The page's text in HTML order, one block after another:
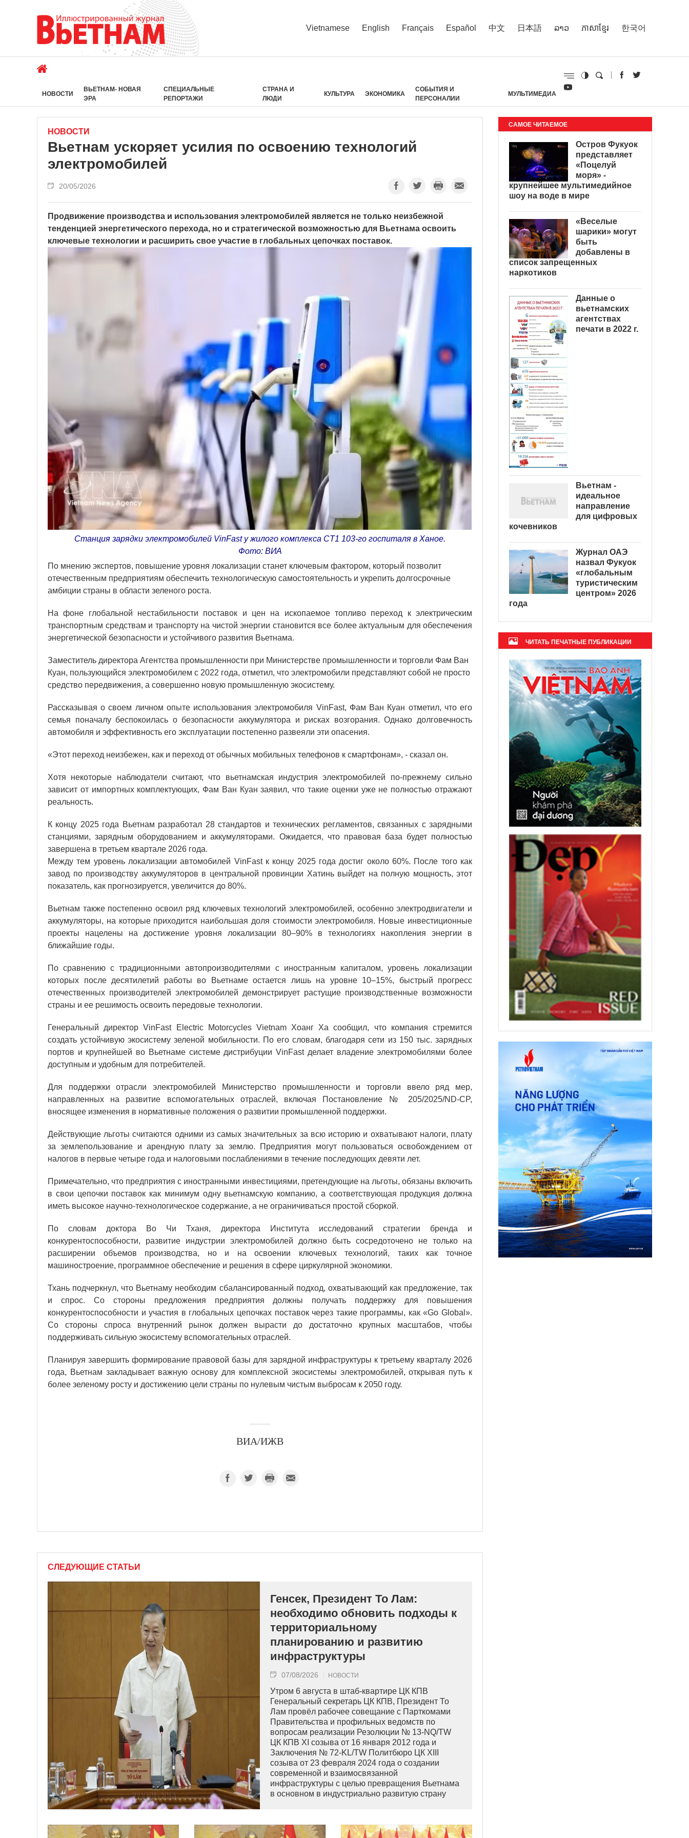
Vietnamese English Français Español 中文 日本語 ລາວ ភាសាខ្មែរ 한국어
НОВОСТИ
ВЬЕТНАМ- НОВАЯ
ЭРА
СПЕЦИАЛЬНЫЕ
РЕПОРТАЖИ
СТРАНА И
ЛЮДИ
КУЛЬТУРА ЭКОНОМИКА
СОБЫТИЯ И
ПЕРСОНАЛИИ
МУЛЬТИМЕДИА
НОВОСТИ
Вьетнам ускоряет усилия по освоению технологий
электромобилей
20/05/2026
Продвижение производства и использования электромобилей является не только неизбежной
тенденцией энергетического перехода, но и стратегической возможностью для Вьетнама освоить
ключевые технологии и расширить свое участие в глобальных цепочках поставок.
Станция зарядки электромобилей VinFast у жилого комплекса CT1 103-го госпиталя в Ханое.
Фото: ВИА
По мнению экспертов, повышение уровня локализации станет ключевым фактором, который позволит
отечественным предприятиям обеспечить технологическую самостоятельность и укрепить долгосрочные
амбиции страны в области зеленого роста.
На фоне глобальной нестабильности поставок и цен на ископаемое топливо переход к электрическим
транспортным средствам и транспорту на чистой энергии становится все более актуальным для обеспечения
энергетической безопасности и устойчивого развития Вьетнама.
Заместитель директора Агентства промышленности при Министерстве промышленности и торговли Фам Ван
Куан, пользующийся электромобилем с 2022 года, отметил, что электромобили представляют собой не просто
средство передвижения, а совершенно новую промышленную экосистему.
Рассказывая о своем личном опыте использования электромобиля VinFast, Фам Ван Куан отметил, что его
семья поначалу беспокоилась о безопасности аккумулятора и рисках возгорания. Однако долговечность
автомобиля и эффективность его эксплуатации постепенно развеяли эти опасения.
«Этот переход неизбежен, как и переход от обычных мобильных телефонов к смартфонам», - сказал он.
Хотя некоторые наблюдатели считают, что вьетнамская индустрия электромобилей по-прежнему сильно
зависит от импортных комплектующих, Фам Ван Куан заявил, что такие оценки уже не полностью отражают
реальность.
К концу 2025 года Вьетнам разработал 28 стандартов и технических регламентов, связанных с зарядными
станциями, зарядным оборудованием и аккумуляторами. Ожидается, что правовая база будет полностью
завершена в третьем квартале 2026 года.
Между тем уровень локализации автомобилей VinFast к концу 2025 года достиг около 60%. После того как
завод по производству аккумуляторов в центральной провинции Хатинь выйдет на полную мощность, этот
показатель, как прогнозируется, увеличится до 80%.
Вьетнам также постепенно освоил ряд ключевых технологий электромобилей, особенно электродвигатели и
аккумуляторы, на которые приходится наибольшая доля стоимости электромобиля. Новые инвестиционные
проекты нацелены на достижение уровня локализации 80–90% в технологиях накопления энергии в
ближайшие годы.
По сравнению с традиционными автопроизводителями с иностранным капиталом, уровень локализации
которых после десятилетий работы во Вьетнаме остается лишь на уровне 10–15%, быстрый прогресс
отечественных производителей электромобилей демонстрирует растущие производственные возможности
страны и ее решимость освоить передовые технологии.
Генеральный директор VinFast Electric Motorcycles Vietnam Хоанг Ха сообщил, что компания стремится
создать устойчивую экосистему зеленой мобильности. По его словам, благодаря сети из 150 тыс. зарядных
портов и крупнейшей во Вьетнаме системе дистрибуции VinFast делает владение электромобилями более
доступным и удобным для потребителей.
Для поддержки отрасли электромобилей Министерство промышленности и торговли ввело ряд мер,
направленных на развитие вспомогательных отраслей, включая Постановление № 205/2025/ND-CP,
вносящее изменения в нормативные положения о развитии промышленной поддержки.
Действующие льготы считаются одними из самых значительных за всю историю и охватывают налоги, плату
за землепользование и арендную плату за землю. Предприятия могут пользоваться освобождением от
налогов в первые четыре года и налоговыми послаблениями в течение последующих девяти лет.
Примечательно, что предприятия с иностранными инвестициями, претендующие на льготы, обязаны включить
в свои цепочки поставок как минимум одну вьетнамскую компанию, а соответствующая продукция должна
иметь высокое научно-технологическое содержание, а не ограничиваться простой сборкой.
По словам доктора Во Чи Тханя, директора Института исследований стратегии бренда и
конкурентоспособности, развитие индустрии электромобилей должно быть сосредоточено не только на
расширении объемов производства, но и на освоении ключевых технологий, таких как точное
машиностроение, программное обеспечение и решения в сфере циркулярной экономики.
Тхань подчеркнул, что Вьетнаму необходим сбалансированный подход, охватывающий как предложение, так
и спрос. Со стороны предложения предприятия должны получать поддержку для повышения
конкурентоспособности и участия в глобальных цепочках поставок через такие программы, как «Go Global».
Со стороны спроса внутренний рынок должен вырасти до достаточно крупных масштабов, чтобы
поддерживать сильную экосистему вспомогательных отраслей.
Планируя завершить формирование правовой базы для зарядной инфраструктуры к третьему кварталу 2026
года, Вьетнам закладывает важную основу для комплексной экосистемы электромобилей, открывая путь к
более зеленому росту и достижению цели страны по нулевым чистым выбросам к 2050 году.
ВИА/ИЖВ
СЛЕДУЮЩИЕ СТАТЬИ
Генсек, Президент То Лам:
необходимо обновить подходы к
территориальному
планированию и развитию
инфраструктуры
07/08/2026 НОВОСТИ
Утром 6 августа в штаб-квартире ЦК КПВ
Генеральный секретарь ЦК КПВ, Президент То
Лам провёл рабочее совещание с Парткомами
Правительства и профильных ведомств по
вопросам реализации Резолюции № 13-NQ/TW
ЦК КПВ XI созыва от 16 января 2012 года и
Заключения № 72-KL/TW Политбюро ЦК XIII
созыва от 23 февраля 2024 года о создании
современной и взаимосвязанной
инфраструктуры с целью превращения Вьетнама
в основном в индустриально развитую страну
САМОЕ ЧИТАЕМОЕ
Остров Фукуок
представляет
«Поцелуй
моря» -
крупнейшее мультимедийное
шоу на воде в мире
«Веселые
шарики» могут
быть
добавлены в
список запрещенных
наркотиков
Данные о
вьетнамских
агентствах
печати в 2022 г.
Вьетнам -
идеальное
направление
для цифровых
кочевников
Журнал ОАЭ
назвал Фукуок
«глобальным
туристическим
центром» 2026
года
ЧИТАТЬ ПЕЧАТНЫЕ ПУБЛИКАЦИИ